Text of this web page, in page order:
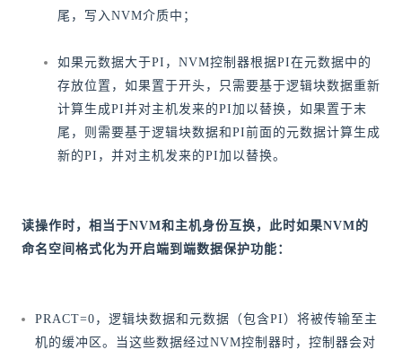
尾，写入NVM介质中；
如果元数据大于PI，NVM控制器根据PI在元数据中的
存放位置，如果置于开头，只需要基于逻辑块数据重新
计算生成PI并对主机发来的PI加以替换，如果置于末
尾，则需要基于逻辑块数据和PI前面的元数据计算生成
新的PI，并对主机发来的PI加以替换。
读操作时，相当于NVM和主机身份互换，此时如果NVM的
命名空间格式化为开启端到端数据保护功能：
PRACT=0，逻辑块数据和元数据（包含PI）将被传输至主
机的缓冲区。当这些数据经过NVM控制器时，控制器会对